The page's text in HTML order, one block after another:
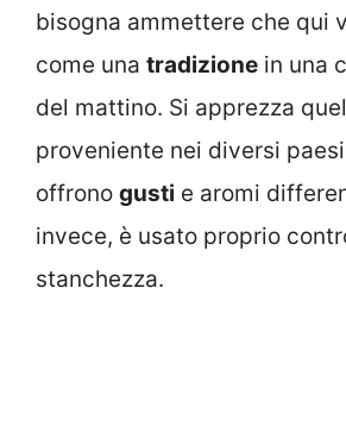
bisogna ammettere che qui
come una tradizione in una
del mattino. Si apprezza
proveniente nei diversi
offrono gusti e aromi
invece, è usato proprio
stanchezza.